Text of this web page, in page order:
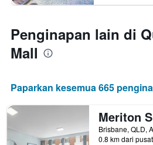
Penginapan lain di
Mall
Paparkan kesemua 665
Brisbane, QLD,
0.8 km dari